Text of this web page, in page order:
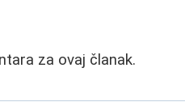
za ovaj članak.